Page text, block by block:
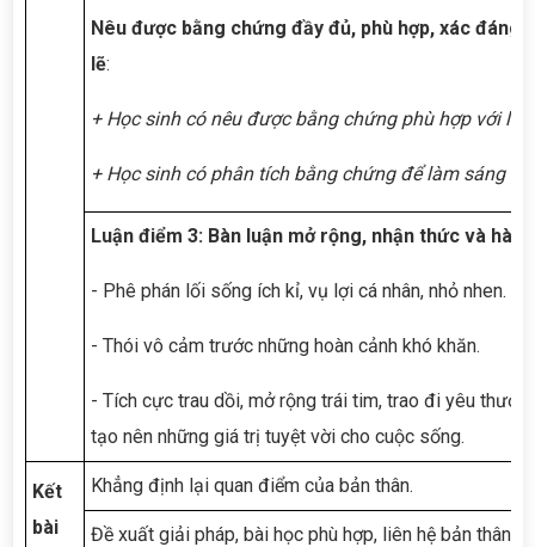
Nêu được bằng chứng đầy đủ, phù hợp, xác đáng
lẽ:
+ Học sinh có nêu được bằng chứng phù hợp với lí
+ Học sinh có phân tích bằng chứng để làm sáng tỏ
Luận điểm 3: Bàn luận mở rộng, nhận thức và
- Phê phán lối sống ích kỉ, vụ lợi cá nhân, nhỏ nhen.
- Thói vô cảm trước những hoàn cảnh khó khăn.
- Tích cực trau dồi, mở rộng trái tim, trao đi yêu
tạo nên những giá trị tuyệt vời cho cuộc sống.
Kết
bài
Khẳng định lại quan điểm của bản thân.
Đề xuất giải pháp, bài học phù hợp, liên hệ bản thân.